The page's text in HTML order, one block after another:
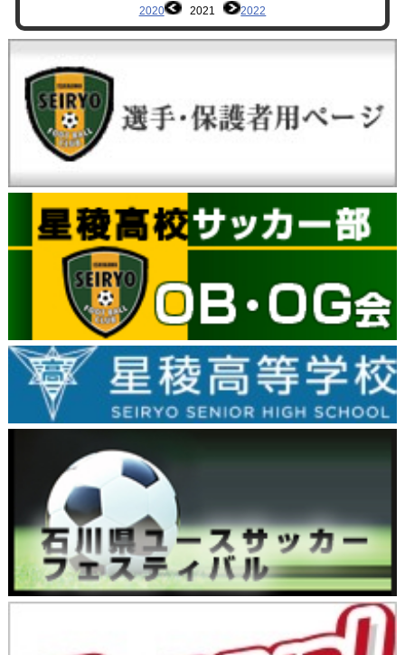
2020 2021 2022